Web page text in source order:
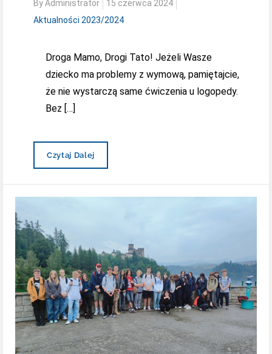
ByAdministrator
Posted
on
15 czerwca 2024
Aktualności 2023/2024
Droga Mamo, Drogi Tato! Jeżeli Wasze
dziecko ma problemy z wymową, pamiętajcie,
że nie wystarczą same ćwiczenia u logopedy.
Bez […]
Logopeda
Czytaj Dalej